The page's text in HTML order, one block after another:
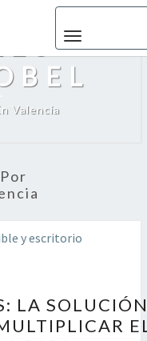
Valencia
LA